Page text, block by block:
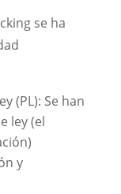
se ha
(PL): Se han
ley (el
y